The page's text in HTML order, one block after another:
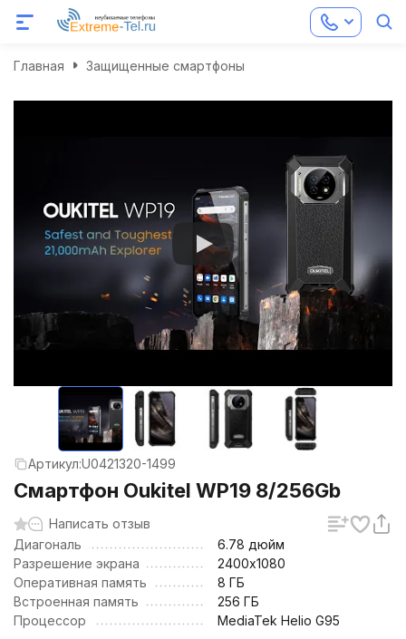
Главная Защищенные смартфоны
Артикул:U0421320-1499
Смартфон Oukitel WP19 8/256Gb
Написать отзыв
Диагональ
6.78 дюйм
Разрешение экрана
2400х1080
Оперативная память
8 ГБ
Встроенная память
256 ГБ
Процессор
MediaTek Helio G95